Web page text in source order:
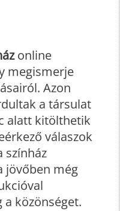
online
megismerje
Azon
a társulat
alatt kitölthetik
válaszok
színház
jövőben még
közönséget.